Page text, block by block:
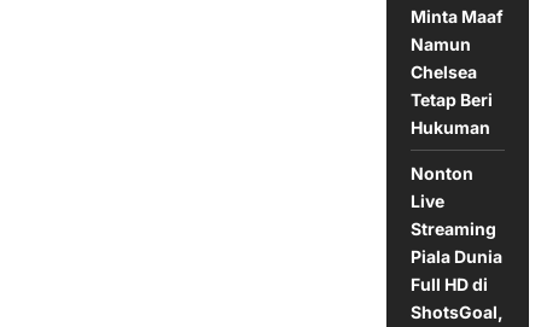
Minta Maaf
Namun
Chelsea
Tetap Beri
Hukuman
Nonton
Live
Streaming
Piala Dunia
Full HD di
ShotsGoal,